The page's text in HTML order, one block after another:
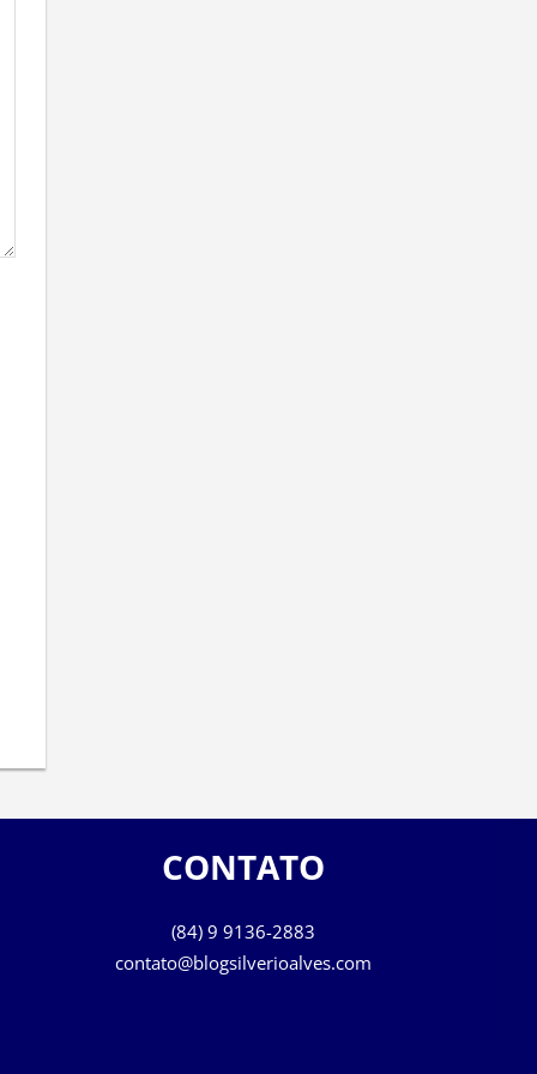
CONTATO
(84) 9 9136-2883
contato@blogsilverioalves.com